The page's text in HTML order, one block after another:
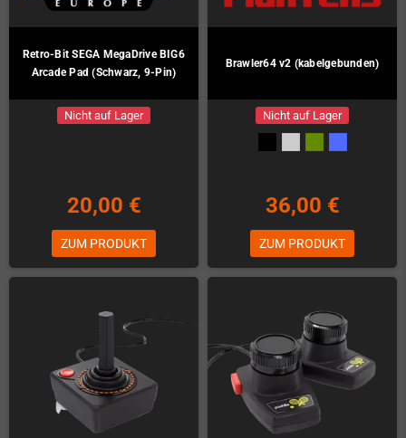
Retro-Bit SEGA MegaDrive BIG6
Arcade Pad (Schwarz, 9-Pin)
Nicht auf Lager
20,00 €
ZUM PRODUKT
Brawler64 v2 (kabelgebunden)
Nicht auf Lager
36,00 €
ZUM PRODUKT